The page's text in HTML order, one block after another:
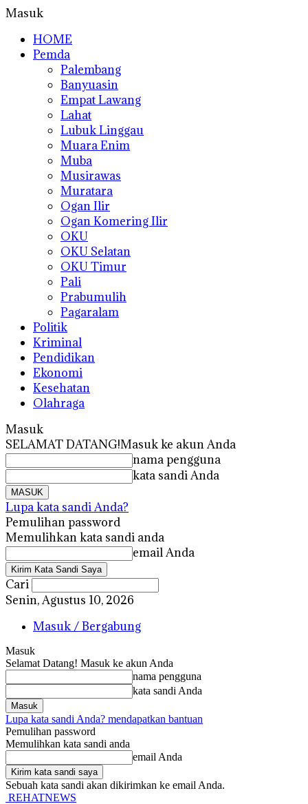
Masuk
HOME
Pemda
Palembang
Banyuasin
Empat Lawang
Lahat
Lubuk Linggau
Muara Enim
Muba
Musirawas
Muratara
Ogan Ilir
Ogan Komering Ilir
OKU
OKU Selatan
OKU Timur
Pali
Prabumulih
Pagaralam
Politik
Kriminal
Pendidikan
Ekonomi
Kesehatan
Olahraga
Masuk
SELAMAT DATANG!Masuk ke akun Anda
nama pengguna
kata sandi Anda
Lupa kata sandi Anda?
Pemulihan password
Memulihkan kata sandi anda
email Anda
Cari
Senin, Agustus 10, 2026
Masuk / Bergabung
Masuk
Selamat Datang! Masuk ke akun Anda
nama pengguna
kata sandi Anda
Lupa kata sandi Anda? mendapatkan bantuan
Pemulihan password
Memulihkan kata sandi anda
email Anda
Sebuah kata sandi akan dikirimkan ke email Anda.
REHATNEWS